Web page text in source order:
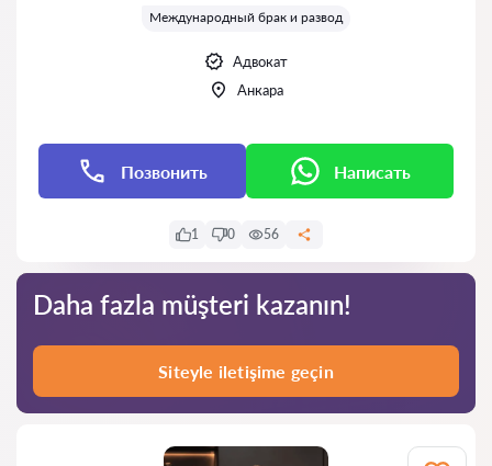
Международный брак и развод
Адвокат
Анкара
Позвонить Написать
1 0 56
Daha fazla müşteri kazanın!
Siteyle iletişime geçin